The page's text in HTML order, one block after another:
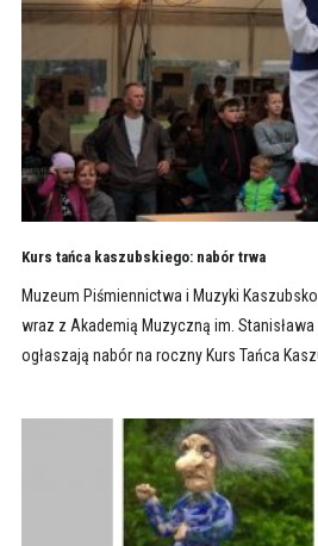
Kurs tańca kaszubskiego: nabór trwa
Muzeum Piśmiennictwa i Muzyki
wraz z Akademią Muzyczną im.
ogłaszają nabór na roczny Kurs Tańca